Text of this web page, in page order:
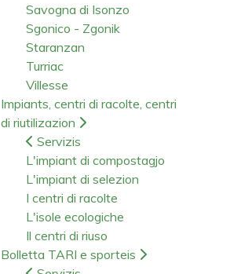
Savogna di Isonzo
Sgonico - Zgonik
Staranzan
Turriac
Villesse
Impiants, centri di racolte, centri
di riutilizazion
Servizis
L'impiant di compostagjo
L'impiant di selezion
I centri di racolte
L'isole ecologiche
Il centri di riuso
Bolletta TARI e sporteis